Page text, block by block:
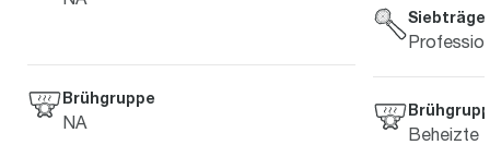
Brühgruppe
NA
Beheizte